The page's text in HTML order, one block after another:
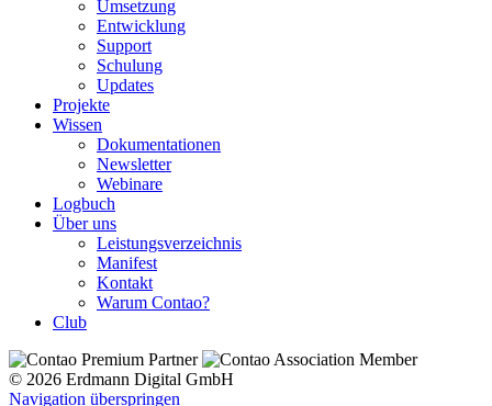
Umsetzung
Entwicklung
Support
Schulung
Updates
Projekte
Wissen
Dokumentationen
Newsletter
Webinare
Logbuch
Über uns
Leistungsverzeichnis
Manifest
Kontakt
Warum Contao?
Club
© 2026 Erdmann Digital GmbH
Navigation überspringen